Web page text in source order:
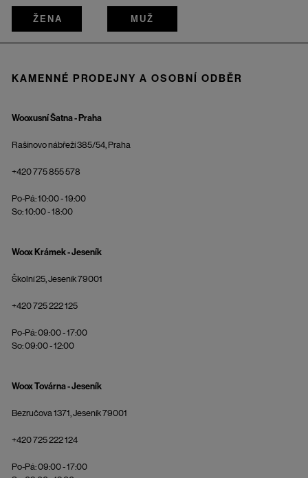
ŽENA MUŽ
KAMENNÉ PRODEJNY A OSOBNÍ ODBĚR
Wooxusní Šatna - Praha
Rašínovo nábřeží 385/54, Praha
+420 775 855 578
Po-Pá: 10:00 - 19:00
So: 10:00 - 18:00
Woox Krámek - Jeseník
Školní 25, Jeseník 79001
+420 725 222 125
Po-Pá: 09:00 - 17:00
So: 09:00 - 12:00
Woox Továrna - Jeseník
Bezručova 1371, Jeseník 79001
+420 725 222 124
Po-Pá: 09:00 - 17:00